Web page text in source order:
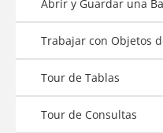
Abrir y Guardar una
Trabajar con Objetos
Tour de Tablas
Tour de Consultas